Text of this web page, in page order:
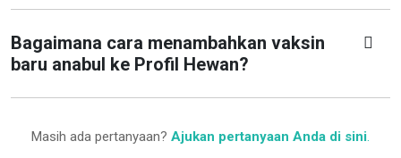
Bagaimana cara menambahkan vaksin
baru anabul ke Profil Hewan?
Masih ada pertanyaan? Ajukan pertanyaan Anda di sini.